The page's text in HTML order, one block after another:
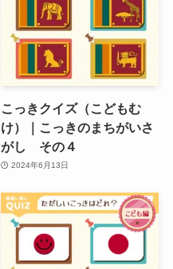
こっきクイズ（こどもむ
け）｜こっきのまちがいさ
がし その４
2024年6月13日